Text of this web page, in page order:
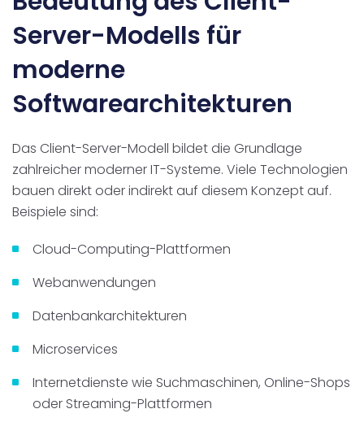
Server-Modells für
moderne
Softwarearchitekturen
Das Client-Server-Modell bildet die Grundlage
zahlreicher moderner IT-Systeme. Viele Technologien
bauen direkt oder indirekt auf diesem Konzept auf.
Beispiele sind:
Cloud-Computing-Plattformen
Webanwendungen
Datenbankarchitekturen
Microservices
Internetdienste wie Suchmaschinen, Online-Shops
oder Streaming-Plattformen